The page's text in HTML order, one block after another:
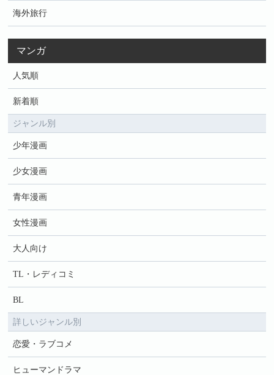
海外旅行
マンガ
人気順
新着順
ジャンル別
少年漫画
少女漫画
青年漫画
女性漫画
大人向け
TL・レディコミ
BL
詳しいジャンル別
恋愛・ラブコメ
ヒューマンドラマ